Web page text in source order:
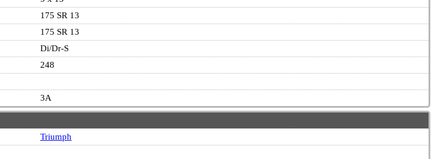
175 SR 13
175 SR 13
Di/Dr-S
248
3A
Triumph